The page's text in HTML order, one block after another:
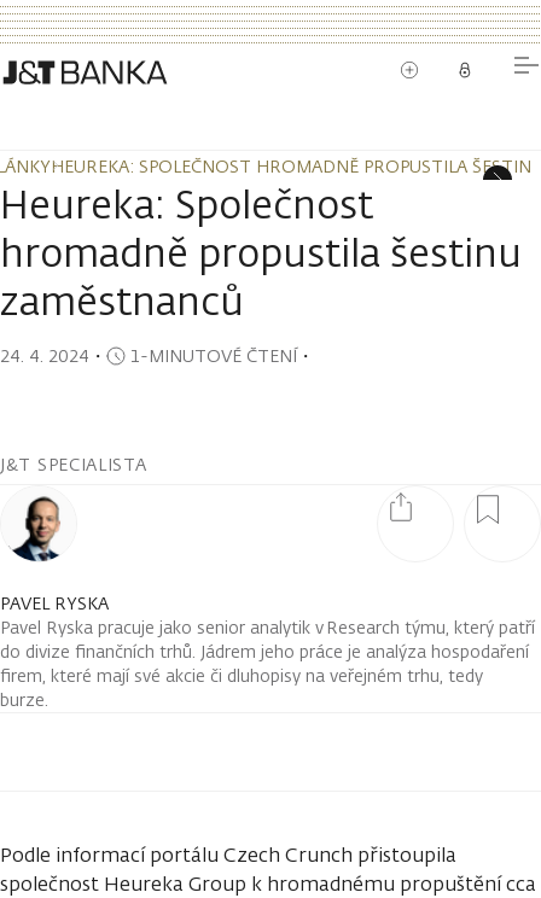
HEUREKA: SPOLEČNOST HROMADNĚ PROPUSTILA
HEUREKA: SPOLEČNOST HROMADNĚ PROPUSTILA
Heureka: Společnost
hromadně propustila šestinu
zaměstnanců
24. 4. 2024 ・ 1-MINUTOVÉ ČTENÍ・
J&T SPECIALISTA
PAVEL RYSKA
Pavel Ryska pracuje jako senior analytik v Research týmu, který patří
do divize finančních trhů. Jádrem jeho práce je analýza hospodaření
firem, které mají své akcie či dluhopisy na veřejném trhu, tedy
burze.
Podle informací portálu Czech Crunch přistoupila
společnost Heureka Group k hromadnému propuštění cca